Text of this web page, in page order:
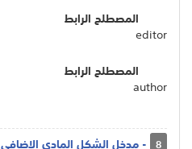
المصطلح الرابط
editor
المصطلح الرابط
author
8 - مدخل الشكل المادي الإضافي